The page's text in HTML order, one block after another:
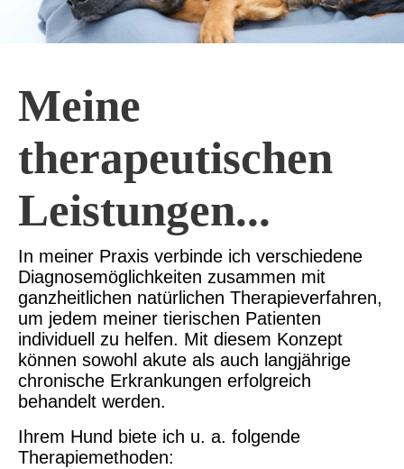
Meine
therapeutischen
Leistungen...
In meiner Praxis verbinde ich verschiedene
Diagnosemöglichkeiten zusammen mit
ganzheitlichen natürlichen Therapieverfahren,
um jedem meiner tierischen Patienten
individuell zu helfen. Mit diesem Konzept
können sowohl akute als auch langjährige
chronische Erkrankungen erfolgreich
behandelt werden.
Ihrem Hund biete ich u. a. folgende
Therapiemethoden: